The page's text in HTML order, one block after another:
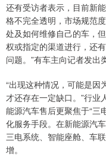
还有受访者表示，目前新
格不完全透明，市场规范
处及如何维修自己的车，
权或指定的渠道进行，还
问题。”有车主向记者发出
“出现这种情况，可能是因
才还存在一定缺口。”行
能源汽车售后更聚焦于“三
化服务手段。在新能源汽
三电系统、智能座舱、车
增。